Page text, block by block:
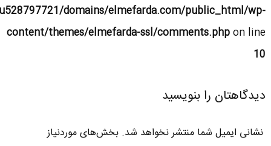
domains/elmefarda.com/public_html/wp-
content/themes/elmefarda-ssl/comments.phpon line
10
دیدگاهتان را بنویسید
نشانی ایمیل شما منتشر نخواهد شد. بخش‌های موردنیاز